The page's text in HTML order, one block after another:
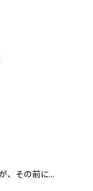
、その前に...